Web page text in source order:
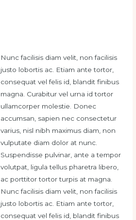
Nunc facilisis diam velit, non facilisis
justo lobortis ac. Etiam ante tortor,
consequat vel felis id, blandit finibus
magna. Curabitur vel urna id tortor
ullamcorper molestie. Donec
accumsan, sapien nec consectetur
varius, nisl nibh maximus diam, non
vulputate diam dolor at nunc.
Suspendisse pulvinar, ante a tempor
volutpat, ligula tellus pharetra libero,
ac porttitor tortor turpis at magna.
Nunc facilisis diam velit, non facilisis
justo lobortis ac. Etiam ante tortor,
consequat vel felis id, blandit finibus